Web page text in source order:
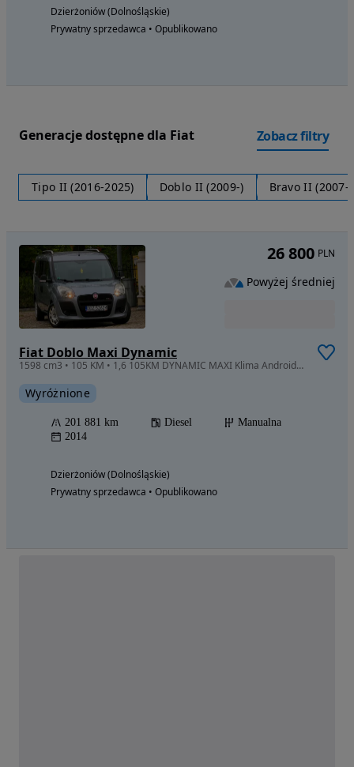
Dzierżoniów (Dolnośląskie)
Prywatny sprzedawca • Opublikowano
Generacje dostępne dla Fiat Zobacz filtry
Tipo II (2016-2025) Doblo II (2009-) Bravo II (2007-)
Fiat Doblo Maxi Dynamic
1598 cm3 • 105 KM • 1,6 105KM DYNAMIC MAXI Klima Android Serwis Zamiana
Wyróżnione
201 881 km Diesel
Manualna
2014
Dzierżoniów (Dolnośląskie)
Prywatny sprzedawca • Opublikowano
26 800 PLN
Powyżej średniej